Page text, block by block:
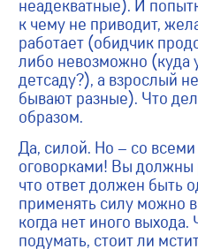
неадекватные). И
к чему не приводит,
работает (обидчик
либо невозможно (куда
детсаду?), а взрослый
бывают разные). Что
образом.
Да, силой. Но – со
оговорками! Вы должны
что ответ должен быть
применять силу можно
когда нет иного
подумать, стоит ли